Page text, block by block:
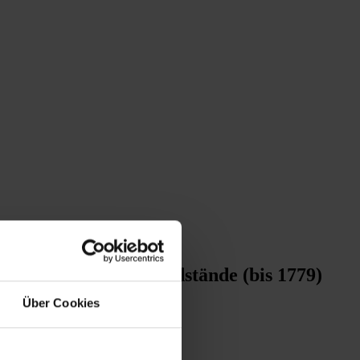
Über Cookies
Landstände (bis 1779)